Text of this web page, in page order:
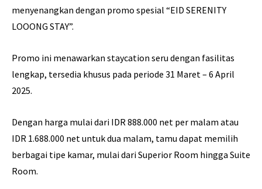
menyenangkan dengan promo spesial “EID SERENITY
LOOONG STAY”.
Promo ini menawarkan staycation seru dengan fasilitas
lengkap, tersedia khusus pada periode 31 Maret – 6 April
2025.
Dengan harga mulai dari IDR 888.000 net per malam atau
IDR 1.688.000 net untuk dua malam, tamu dapat memilih
berbagai tipe kamar, mulai dari Superior Room hingga Suite
Room.